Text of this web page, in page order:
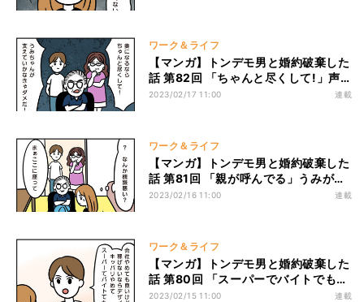
ワーク＆ライフ
【マンガ】トンデモ男と婚約破棄した
話 第82回 「ちゃんと尽くして!」声
を荒らげて一方的にうみを責め続ける
2023/02/17 11:00 連載
ワーク＆ライフ
【マンガ】トンデモ男と婚約破棄した
話 第81回 「親が呼んでる」うみが連
れていかれた先には不機嫌な義父がい
2023/02/16 11:00 連載
ワーク＆ライフ
【マンガ】トンデモ男と婚約破棄した
話 第80回 「スーパーでバイトでもし
て」働き方に口出しをするノブ。だ
2023/02/15 11:00 連載